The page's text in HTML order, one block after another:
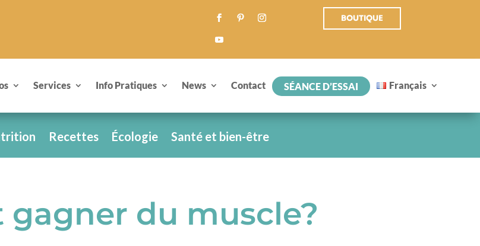
BOUTIQUE
Services Info Pratiques News Contact SÉANCE D’ESSAI Français
Recettes Écologie Santé et bien-être
du muscle?